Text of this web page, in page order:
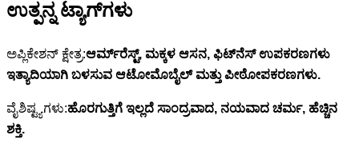
ಉತ್ಪನ್ನ ಟ್ಯಾಗ್‌ಗಳು
ಅಪ್ಲಿಕೇಶನ್ ಕ್ಷೇತ್ರ:ಆರ್ಮ್‌ರೆಸ್ಟ್, ಮಕ್ಕಳ ಆಸನ, ಫಿಟ್‌ನೆಸ್ ಉಪಕರಣಗಳು
ಇತ್ಯಾದಿಯಾಗಿ ಬಳಸುವ ಆಟೋಮೊಬೈಲ್ ಮತ್ತು ಪೀಠೋಪಕರಣಗಳು.
ವೈಶಿಷ್ಟ್ಯಗಳು:ಹೊರಗುತ್ತಿಗೆ ಇಲ್ಲದೆ ಸಾಂದ್ರವಾದ, ನಯವಾದ ಚರ್ಮ, ಹೆಚ್ಚಿನ
ಶಕ್ತಿ.